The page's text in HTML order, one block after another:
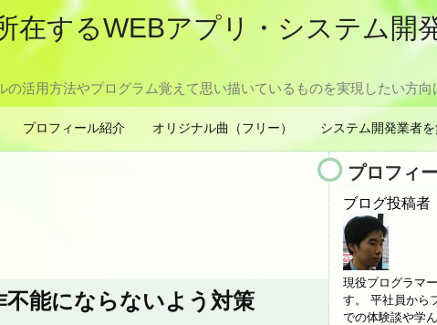
在するWEBアプリ・システム開
活用方法やプログラム覚えて思い描いているものを実現したい方向
プロフィール紹介 オリジナル曲（フリー） システム開発業者
能にならないよう対策
プロフィ
ブログ投稿者
現役プログラマ
す。 平社員から
での体験談や学